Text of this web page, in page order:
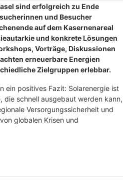
sind erfolgreich zu Ende
und Besucher
auf dem Kasernenareal
und konkrete Lösungen
Vorträge, Diskussionen
erneuerbare Energien
Zielgruppen erlebbar.
ein positives Fazit: Solarenergie ist
die schnell ausgebaut werden kann,
Versorgungssicherheit und
globalen Krisen und